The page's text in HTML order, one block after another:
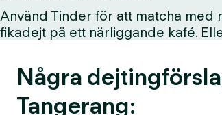
d
a
Använd Tinder för att matcha med
fikadejt på ett närliggande kafé.
Några
Tangerang: